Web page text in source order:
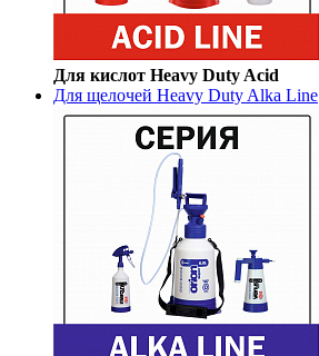
Для кислот Heavy Duty Acid
Для щелочей Heavy Duty Alka Line